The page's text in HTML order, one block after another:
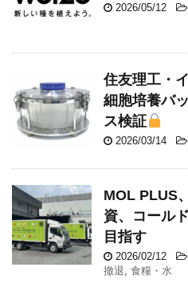
2026/05/12
住友理工・
細胞培養バ
ス検証
2026/03/14
MOL PLUS
資、コール
目指す
2026/02/12
撤退 食糧・水